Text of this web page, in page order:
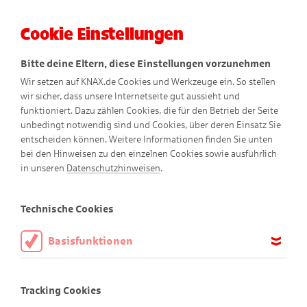
Basteltipps
Bastel dir die KNAX-Welt!
Cookie Einstellungen
Bitte deine Eltern, diese Einstellungen vorzunehmen
Wir setzen auf KNAX.de Cookies und Werkzeuge ein. So stellen
wir sicher, dass unsere Internetseite gut aussieht und
funktioniert. Dazu zählen Cookies, die für den Betrieb der Seite
unbedingt notwendig sind und Cookies, über deren Einsatz Sie
entscheiden können. Weitere Informationen finden Sie unten
bei den Hinweisen zu den einzelnen Cookies sowie ausführlich
in unseren Datenschutzhinweisen.
Technische Cookies
Basisfunktionen
aktiviert sein.
Tracking Cookies